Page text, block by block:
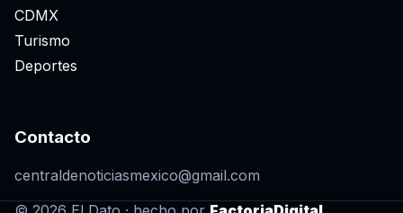
CDMX
Turismo
Deportes
Contacto
centraldenoticiasmexico@gmail.com